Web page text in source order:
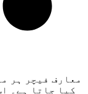
معارف فیچر ہر
کیا جاتا ہے۔